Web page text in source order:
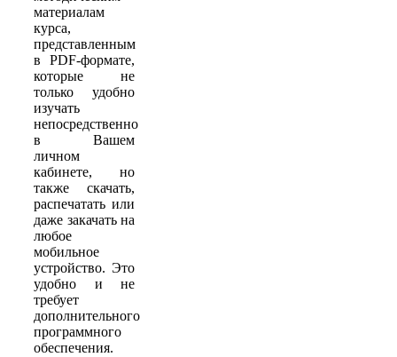
материалам
курса,
представленным
в PDF-формате,
которые не
только удобно
изучать
непосредственно
в Вашем
личном
кабинете, но
также скачать,
распечатать или
даже закачать на
любое
мобильное
устройство. Это
удобно и не
требует
дополнительного
программного
обеспечения.